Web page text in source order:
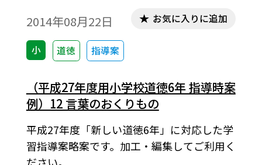
2014年08月22日
小 道徳 指導案
お気に入りに追加
（平成27年度用小学校道徳6年 指導時案
例）12 言葉のおくりもの
平成27年度「新しい道徳6年」に対応した学
習指導案略案です。加工・編集してご利用く
ださい。